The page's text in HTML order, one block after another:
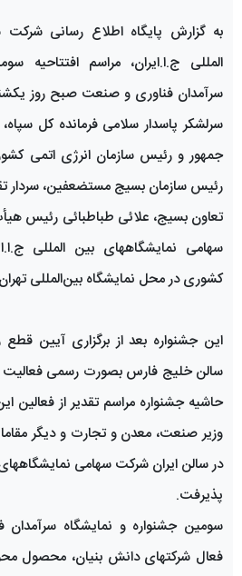
به گزارش پایگاه اطلاع رسانی
المللی ج.ا.ایران، مراسم افتتاحیه
سرلشکر پاسدار سلامی فرمانده کل
جمهور و رئیس سازمان انرژی اتمی
رئیس سازمان بسیج مستضعفین، سردار
تعاون بسیج، علائی طباطبائی رئیس
سهامی نمایشگاههای بین المللی
کشوری در محل نمایشگاه بین‌المللی تهران
این جشنواره بعد از برگزاری آیین قطع
سالن خلیج فارس بصورت رسمی فعالیت
حاشیه جشنواره مراسم تقدیر از فعالین
وزیر صنعت، معدن و تجارت و دیگر
در سالن ایران شرکت سهامی نمایشگاههای
پذیرفت.
سومین جشنواره و نمایشگاه
فعال شرکتهای دانش بنیان، محصول